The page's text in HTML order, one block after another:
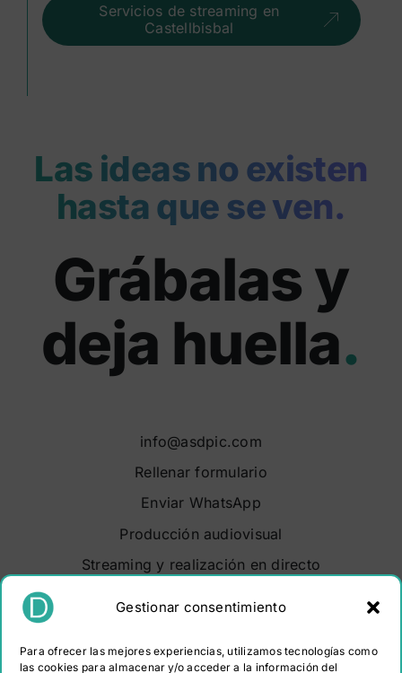
Gestionar consentimiento
Para ofrecer las mejores experiencias, utilizamos tecnologías como
las cookies para almacenar y/o acceder a la información del
Servicios de streaming en
Castellbisbal
Las ideas no existen
hasta que se ven.
Grábalas y
deja huella.
info@asdpic.com
Rellenar formulario
Enviar WhatsApp
Producción audiovisual
Streaming y realización en directo
Sobre nosotros